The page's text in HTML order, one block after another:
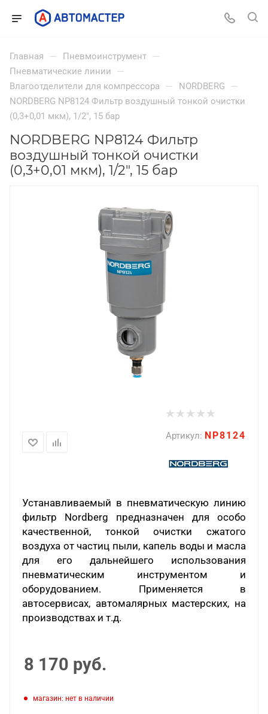
Главная — Пневмоинструмент —
Пневматические линии —
Влагоотделители для компрессора — NORDBERG —
NORDBERG NP8124 Фильтр воздушный тонкой очистки
(0,3+0,01 мкм), 1/2", 15 бар
NORDBERG NP8124 Фильтр
воздушный тонкой очистки
(0,3+0,01 мкм), 1/2", 15 бар
Артикул: NP8124
Устанавливаемый в пневматическую линию
фильтр Nordberg предназначен для особо
качественной, тонкой очистки сжатого
воздуха от частиц пыли, капель воды и масла
для его дальнейшего использования
пневматическим инструментом и
оборудованием. Применяется в
автосервисах, автомалярных мастерских, на
производствах и т.д.
8 170 руб.
Магазин: нет в наличии